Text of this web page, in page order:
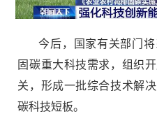
今后，国家有关部门
固碳重大科技需求，组织
关，形成一批综合技术解
碳科技短板。